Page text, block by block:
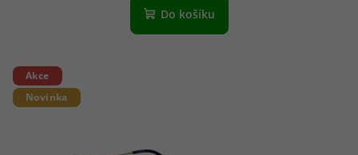
Do košíku
Akce
Novinka